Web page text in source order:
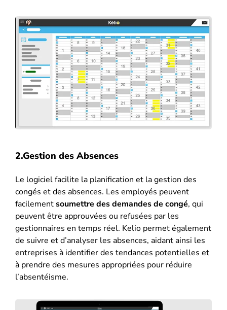
2.Gestion des Absences
Le logiciel facilite la planification et la gestion des
congés et des absences. Les employés peuvent
facilementsoumettre des demandes de congé, qui
peuvent être approuvées ou refusées par les
gestionnaires en temps réel. Kelio permet également
de suivre et d’analyser les absences, aidant ainsi les
entreprises à identifier des tendances potentielles et
à prendre des mesures appropriées pour réduire
l’absentéisme​​.